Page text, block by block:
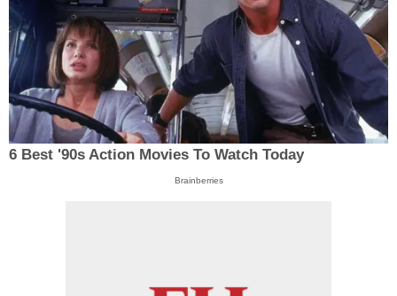
6 Best '90s Action Movies To Watch Today
Brainberries